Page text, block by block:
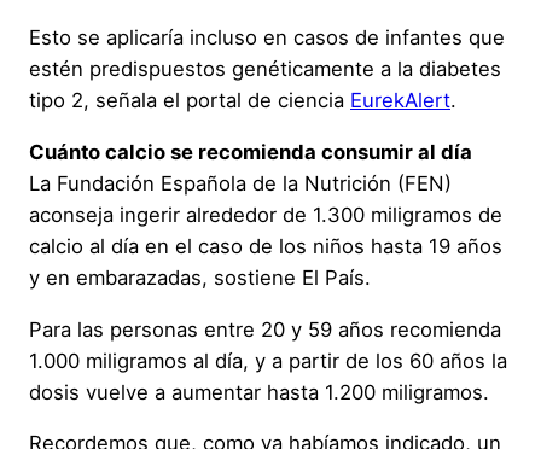
Esto se aplicaría incluso en casos de infantes que
estén predispuestos genéticamente a la diabetes
tipo 2, señala el portal de ciencia EurekAlert.
Cuánto calcio se recomienda consumir al día
La Fundación Española de la Nutrición (FEN)
aconseja ingerir alrededor de 1.300 miligramos de
calcio al día en el caso de los niños hasta 19 años
y en embarazadas, sostiene El País.
Para las personas entre 20 y 59 años recomienda
1.000 miligramos al día, y a partir de los 60 años la
dosis vuelve a aumentar hasta 1.200 miligramos.
Recordemos que, como ya habíamos indicado, un